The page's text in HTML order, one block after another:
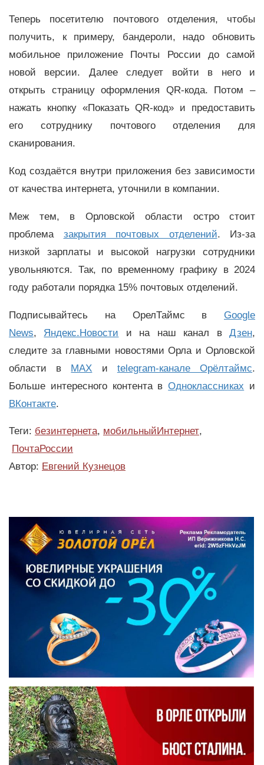
Теперь посетителю почтового отделения, чтобы
получить, к примеру, бандероли, надо обновить
мобильное приложение Почты России до самой
новой версии. Далее следует войти в него и
открыть страницу оформления QR-кода. Потом –
нажать кнопку «Показать QR-код» и предоставить
его сотруднику почтового отделения для
сканирования.
Код создаётся внутри приложения без зависимости
от качества интернета, уточнили в компании.
Меж тем, в Орловской области остро стоит
проблема закрытия почтовых отделений. Из-за
низкой зарплаты и высокой нагрузки сотрудники
увольняются. Так, по временному графику в 2024
году работали порядка 15% почтовых отделений.
Подписывайтесь на ОрелТаймс в Google
News, Яндекс.Новости и на наш канал вДзен,
следите за главными новостями Орла и Орловской
области в MAX и telegram-канале Орёлтаймс.
Больше интересного контента вОдноклассниках и
ВКонтакте.
Теги: безинтернета, мобильныйИнтернет,
ПочтаРоссии
Автор: Евгений Кузнецов